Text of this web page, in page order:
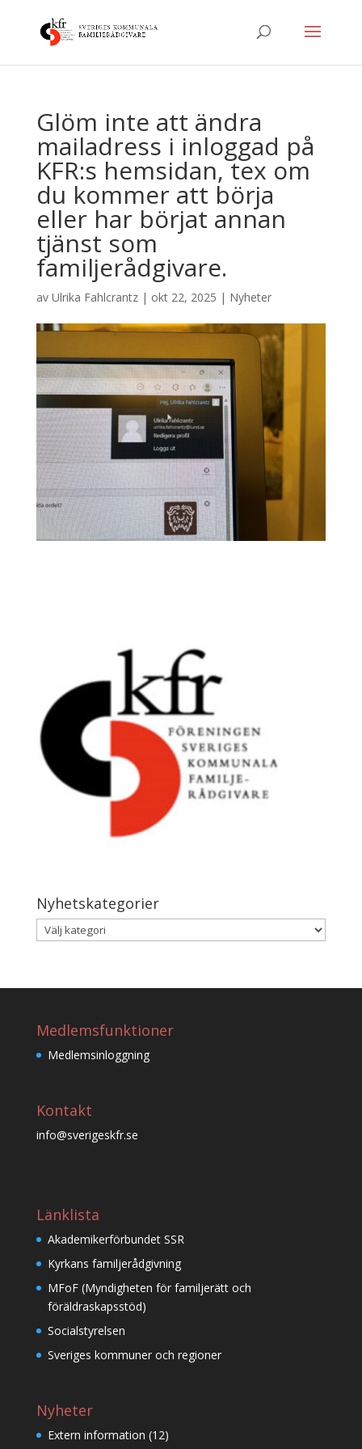
Glöm inte att ändra
mailadress i inloggad på
KFR:s hemsidan, tex om
du kommer att börja
eller har börjat annan
tjänst som
familjerådgivare.
av Ulrika Fahlcrantz| okt 22, 2025 | Nyheter
Nyhetskategorier
Nyhetskategorier
Medlemsfunktioner
Medlemsinloggning
Kontakt
info@sverigeskfr.se
Länklista
Akademikerförbundet SSR
Kyrkans familjerådgivning
MFoF (Myndigheten för familjerätt och
föräldraskapsstöd)
Socialstyrelsen
Sveriges kommuner och regioner
Nyheter
Extern information (12)